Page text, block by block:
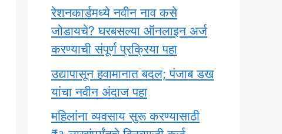
रेशनकार्डमध्ये नवीन नाव कसे
जोडायचे? घरबसल्या ऑनलाइन अर्ज
करण्याची संपूर्ण प्रक्रिया पहा
उद्यापासून हवामानात बदल; पंजाब डख
यांचा नवीन अंदाज पहा
महिलांना व्यवसाय सुरू करण्यासाठी